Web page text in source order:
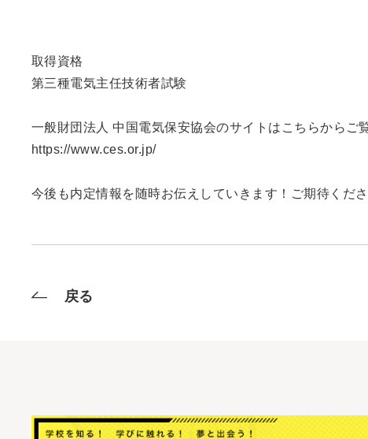
取得資格
第三種電気主任技術者試験
一般財団法人 中国電気保安協会のサイトはこちらからご
https://www.ces.or.jp/
今後も内定情報を随時お伝えしていきます！ご期待くださ
戻る